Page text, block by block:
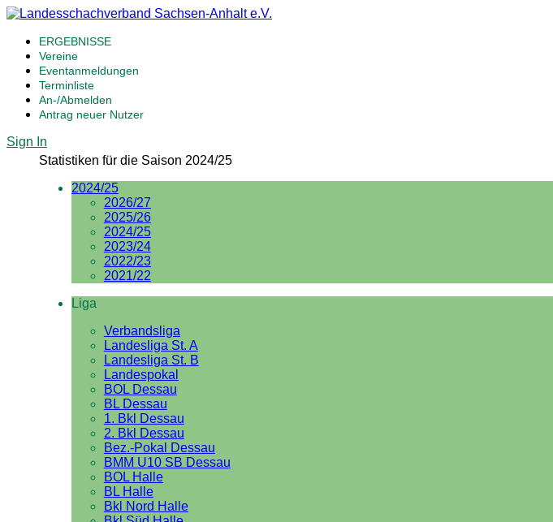
ERGEBNISSE
Vereine
Eventanmeldungen
Terminliste
An-/Abmelden
Antrag neuer Nutzer
Sign In
Statistiken für die Saison 2024/25
2024/25
2026/27
2025/26
2024/25
2023/24
2022/23
2021/22
Liga
Verbandsliga
Landesliga St. A
Landesliga St. B
Landespokal
BOL Dessau
BL Dessau
1. Bkl Dessau
2. Bkl Dessau
Bez.-Pokal Dessau
BMM U10 SB Dessau
BOL Halle
BL Halle
Bkl Nord Halle